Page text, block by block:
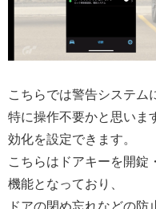
こちらでは警告システム
特に操作不要かと思いま
効化を設定できます。
こちらはドアキーを開錠
機能となっており、
ドアの閉め忘れなどの防